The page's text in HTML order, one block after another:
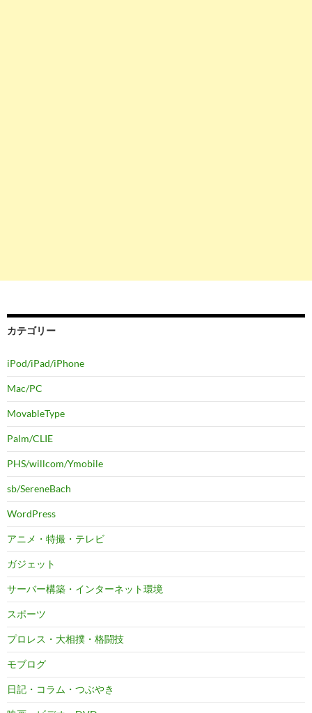
カテゴリー
iPod/iPad/iPhone
Mac/PC
MovableType
Palm/CLIE
PHS/willcom/Ymobile
sb/SereneBach
WordPress
アニメ・特撮・テレビ
ガジェット
サーバー構築・インターネット環境
スポーツ
プロレス・大相撲・格闘技
モブログ
日記・コラム・つぶやき